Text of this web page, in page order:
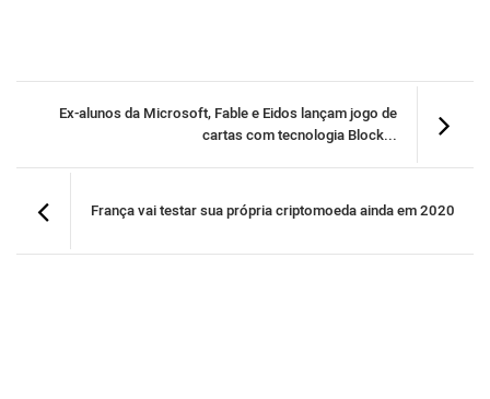
Ex-alunos da Microsoft, Fable e Eidos lançam jogo de
cartas com tecnologia Block...
França vai testar sua própria criptomoeda ainda em 2020